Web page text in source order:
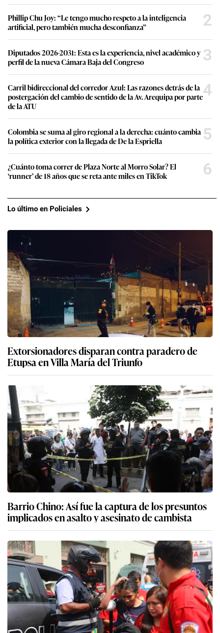
Phillip Chu Joy: “Le tengo mucho respeto a la inteligencia
artificial, pero también mucha desconfianza”
2
Diputados 2026-2031: Esta es la experiencia, nivel académico y
perfil de la nueva Cámara Baja del Congreso
3
Carril bidireccional del corredor Azul: Las razones detrás de la
postergación del cambio de sentido de la Av. Arequipa por parte
de la ATU
4
Colombia se suma al giro regional a la derecha: cuánto cambia
la política exterior con la llegada de De la Espriella
5
¿Cuánto toma correr de Plaza Norte al Morro Solar? El
‘runner’ de 18 años que se reta ante miles en TikTok
6
Lo último en Policiales
Extorsionadores disparan contra paradero de
Etupsa en Villa María del Triunfo
Barrio Chino: Así fue la captura de los presuntos
implicados en asalto y asesinato de cambista